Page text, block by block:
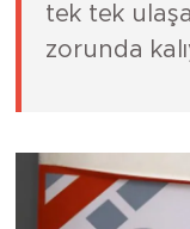
tek tek
zorunda